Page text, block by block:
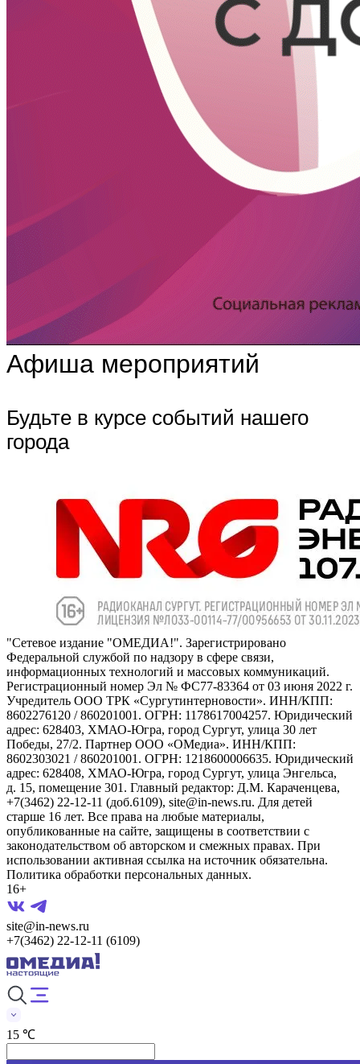
Афиша мероприятий
Будьте в курсе событий нашего
города
"Сетевое издание "ОМЕДИА!". Зарегистрировано
Федеральной службой по надзору в сфере связи,
информационных технологий и массовых коммуникаций.
Регистрационный номер Эл № ФС77-83364 от 03 июня 2022 г.
Учредитель ООО ТРК «Сургутинтерновости». ИНН/КПП:
8602276120 / 860201001. ОГРН: 1178617004257. Юридический
адрес: 628403, ХМАО-Югра, город Сургут, улица 30 лет
Победы, 27/2. Партнер ООО «ОМедиа». ИНН/КПП:
8602303021 / 860201001. ОГРН: 1218600006635. Юридический
адрес: 628408, ХМАО-Югра, город Сургут, улица Энгельса,
д. 15, помещение 301. Главный редактор: Д.М. Караченцева,
+7(3462) 22-12-11 (доб.6109), site@in-news.ru. Для детей
старше 16 лет. Все права на любые материалы,
опубликованные на сайте, защищены в соответствии с
законодательством об авторском и смежных правах. При
использовании активная ссылка на источник обязательна.
Политика обработки персональных данных.
16+
site@in-news.ru
+7(3462) 22-12-11 (6109)
15 ℃